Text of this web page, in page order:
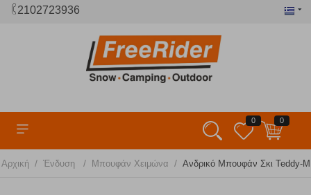
2102723936
0 0
Αρχική / Ένδυση / Μπουφάν Χειμώνα / Ανδρικό Μπουφάν Σκι Teddy-